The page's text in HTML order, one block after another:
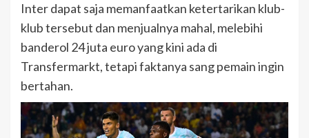
Inter dapat saja memanfaatkan ketertarikan klub-
klub tersebut dan menjualnya mahal, melebihi
banderol 24 juta euro yang kini ada di
Transfermarkt, tetapi faktanya sang pemain ingin
bertahan.